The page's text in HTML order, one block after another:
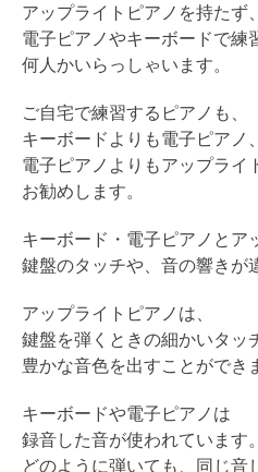
アップライトピアノを持たず、
電子ピアノやキーボードで練
何人かいらっしゃいます。
ご自宅で練習するピアノも、
キーボードよりも電子ピアノ、
電子ピアノよりもアップライ
お勧めします。
キーボード・電子ピアノとア
鍵盤のタッチや、音の響きが
アップライトピアノは、
鍵盤を弾くときの細かいタッ
豊かな音色を出すことができ
キーボードや電子ピアノは
録音した音が使われています。
どのように弾いても、同じ音